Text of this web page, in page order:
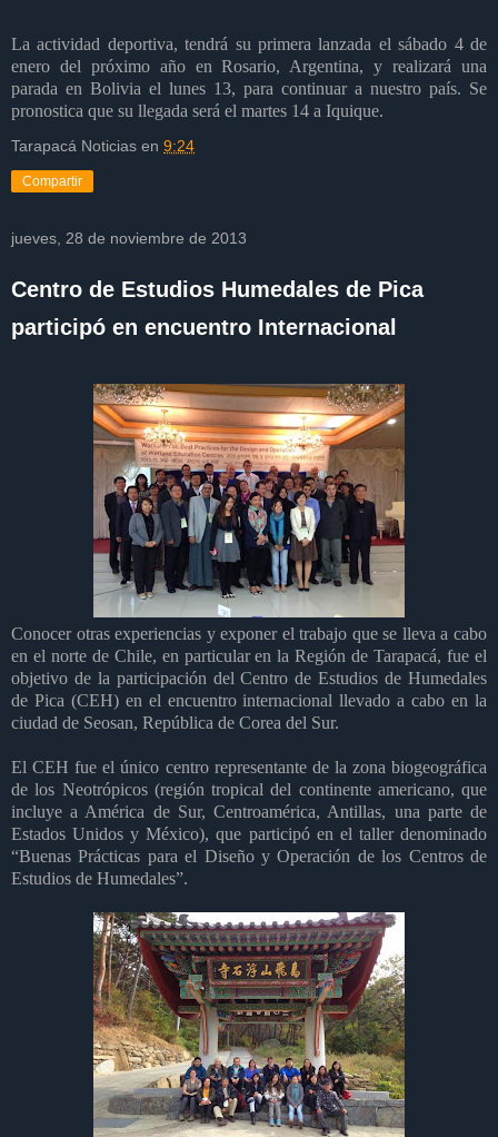
La actividad deportiva, tendrá su primera lanzada el sábado 4 de
enero del próximo año en Rosario, Argentina, y realizará una
parada en Bolivia el lunes 13, para continuar a nuestro país. Se
pronostica que su llegada será el martes 14 a Iquique.
Tarapacá Noticias en 9:24
Compartir
jueves, 28 de noviembre de 2013
Centro de Estudios Humedales de Pica
participó en encuentro Internacional
Conocer otras experiencias y exponer el trabajo que se lleva a cabo
en el norte de Chile, en particular en la Región de Tarapacá, fue el
objetivo de la participación del Centro de Estudios de Humedales
de Pica (CEH) en el encuentro internacional llevado a cabo en la
ciudad de Seosan, República de Corea del Sur.
El CEH fue el único centro representante de la zona biogeográfica
de los Neotrópicos (región tropical del continente americano, que
incluye a América de Sur, Centroamérica, Antillas, una parte de
Estados Unidos y México), que participó en el taller denominado
“Buenas Prácticas para el Diseño y Operación de los Centros de
Estudios de Humedales”.